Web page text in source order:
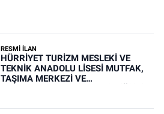
RESMİ İLAN
HÜRRİYET TURİZM MESLEKİ VE
TEKNİK ANADOLU LİSESİ MUTFAK,
TAŞIMA MERKEZİ VE